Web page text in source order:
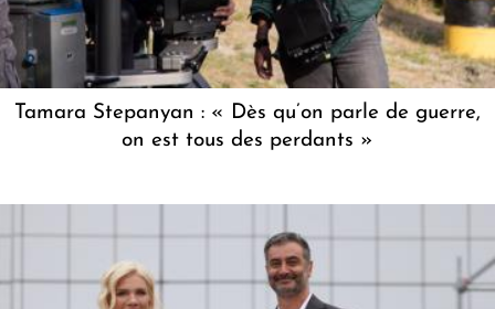
Tamara Stepanyan : « Dès qu’on parle de guerre,
on est tous des perdants »